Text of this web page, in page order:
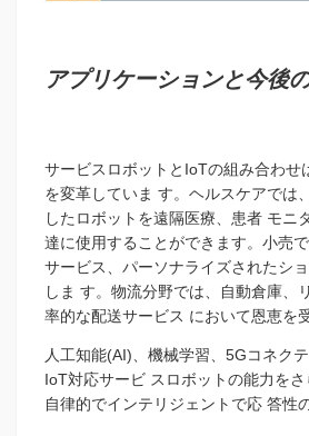
アプリケーションと今後
サービスロボットとIoTの組み合わせ
を変革していま す。ヘルスケアでは
したロボットを遠隔医療、患者 モニ
達に使用することができます。小売
サービス、パーソナライズされたシ
しま す。物流分野では、自動倉庫、
率的な配送サービス において恩恵を
人工知能(AI)、機械学習、5Gコネク
IoT対応サービ スロボットの能力を
自律的でインテリジェントで応 答性